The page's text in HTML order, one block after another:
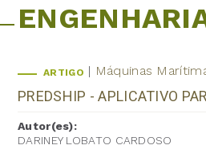
ARTIGO Máquinas
PREDSHIP - APLICATIVO
Autor(es):
DARINEY LOBATO CARDOSO